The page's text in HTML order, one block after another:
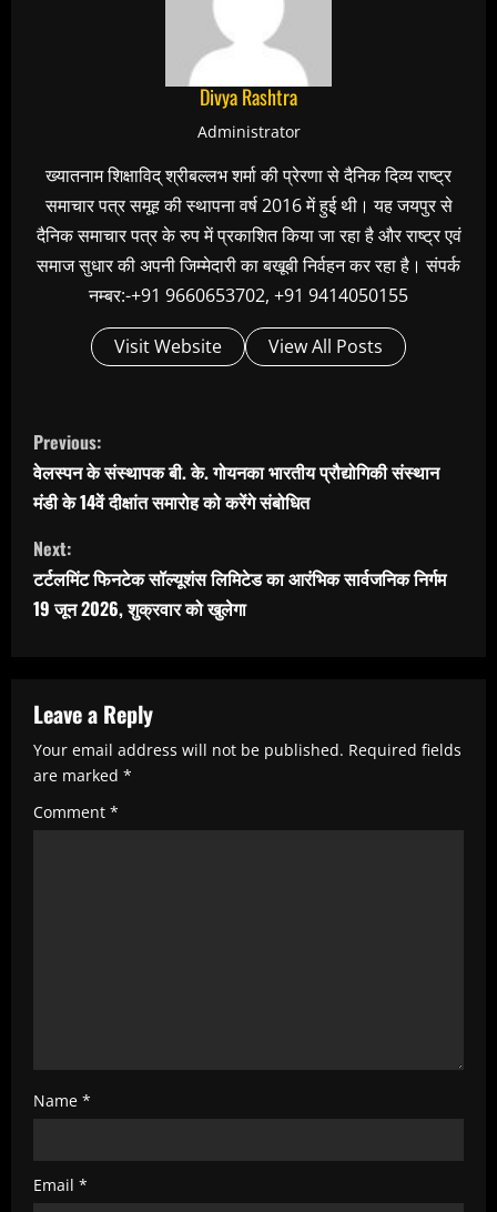
Divya Rashtra
Administrator
ख्यातनाम शिक्षाविद् श्रीबल्लभ शर्मा की प्रेरणा से दैनिक दिव्य राष्ट्र
समाचार पत्र समूह की स्थापना वर्ष 2016 में हुई थी। यह जयपुर से
दैनिक समाचार पत्र के रुप में प्रकाशित किया जा रहा है और राष्ट्र एवं
समाज सुधार की अपनी जिम्मेदारी का बखूबी निर्वहन कर रहा है। संपर्क
नम्बर:-+91 9660653702, +91 9414050155
Visit Website View All Posts
C
o
n
t
i
n
R
e
a
d
Previous:
वेलस्पन के संस्थापक बी. के. गोयनका भारतीय प्रौद्योगिकी संस्थान
मंडी के 14वें दीक्षांत समारोह को करेंगे संबोधित
Next:
टर्टलमिंट फिनटेक सॉल्यूशंस लिमिटेड का आरंभिक सार्वजनिक निर्गम
19 जून 2026, शुक्रवार को खुलेगा
Leave a Reply
Your email address will not be published. Required fields
are marked *
Comment *
Name *
Email *